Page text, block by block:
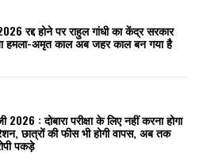
रद्द होने पर राहुल गांधी का केंद्र सरकार
हमला-अमृत काल अब जहर काल बन गया है
2026 : दोबारा परीक्षा के लिए नहीं करना होगा
छात्रों की फीस भी होगी वापस, अब तक
पकड़े